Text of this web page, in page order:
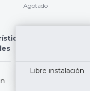
Agotado
Libre instalación